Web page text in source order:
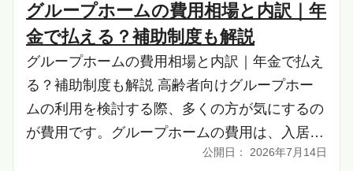
グループホームの費用相場と内訳｜年
金で払える？補助制度も解説
グループホームの費用相場と内訳｜年金で払え
る？補助制度も解説 高齢者向けグループホー
ムの利用を検討する際、多くの方が気にするの
が費用です。グループホームの費用は、入居時
にかかるお金と月々支払うお金に分かれてお
2026年7月14日